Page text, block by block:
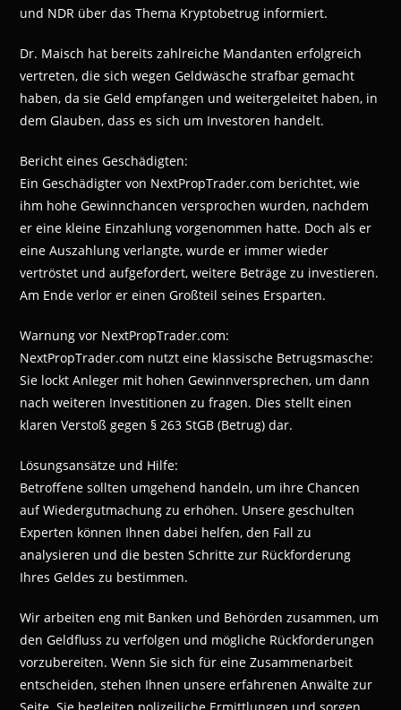
und NDR über das Thema Kryptobetrug informiert.
Dr. Maisch hat bereits zahlreiche Mandanten erfolgreich
vertreten, die sich wegen Geldwäsche strafbar gemacht
haben, da sie Geld empfangen und weitergeleitet haben, in
dem Glauben, dass es sich um Investoren handelt.
Bericht eines Geschädigten:
Ein Geschädigter von NextPropTrader.com berichtet, wie
ihm hohe Gewinnchancen versprochen wurden, nachdem
er eine kleine Einzahlung vorgenommen hatte. Doch als er
eine Auszahlung verlangte, wurde er immer wieder
vertröstet und aufgefordert, weitere Beträge zu investieren.
Am Ende verlor er einen Großteil seines Ersparten.
Warnung vor NextPropTrader.com:
NextPropTrader.com nutzt eine klassische Betrugsmasche:
Sie lockt Anleger mit hohen Gewinnversprechen, um dann
nach weiteren Investitionen zu fragen. Dies stellt einen
klaren Verstoß gegen § 263 StGB (Betrug) dar.
Lösungsansätze und Hilfe:
Betroffene sollten umgehend handeln, um ihre Chancen
auf Wiedergutmachung zu erhöhen. Unsere geschulten
Experten können Ihnen dabei helfen, den Fall zu
analysieren und die besten Schritte zur Rückforderung
Ihres Geldes zu bestimmen.
Wir arbeiten eng mit Banken und Behörden zusammen, um
den Geldfluss zu verfolgen und mögliche Rückforderungen
vorzubereiten. Wenn Sie sich für eine Zusammenarbeit
entscheiden, stehen Ihnen unsere erfahrenen Anwälte zur